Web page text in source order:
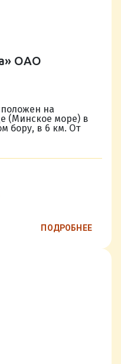
ОАО
на
(Минское море) в
бору, в 6 км. От
ПОДРОБНЕЕ